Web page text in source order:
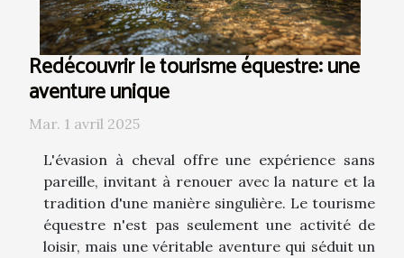
Redécouvrir le tourisme équestre: une
aventure unique
Mar. 1 avril 2025
L'évasion à cheval offre une expérience sans
pareille, invitant à renouer avec la nature et la
tradition d'une manière singulière. Le tourisme
équestre n'est pas seulement une activité de
loisir, mais une véritable aventure qui séduit un